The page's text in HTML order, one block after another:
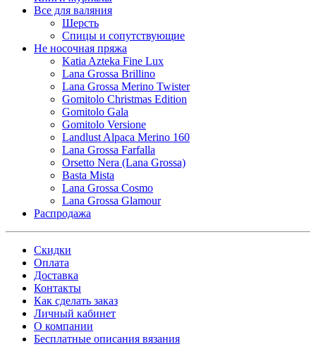
Все для валяния
Шерсть
Спицы и сопутствующие
Не носочная пряжа
Katia Azteka Fine Lux
Lana Grossa Brillino
Lana Grossa Merino Twister
Gomitolo Christmas Edition
Gomitolo Gala
Gomitolo Versione
Landlust Alpaca Merino 160
Lana Grossa Farfalla
Orsetto Nera (Lana Grossa)
Basta Mista
Lana Grossa Cosmo
Lana Grossa Glamour
Распродажа
Скидки
Оплата
Доставка
Контакты
Как сделать заказ
Личный кабинет
О компании
Бесплатные описания вязания